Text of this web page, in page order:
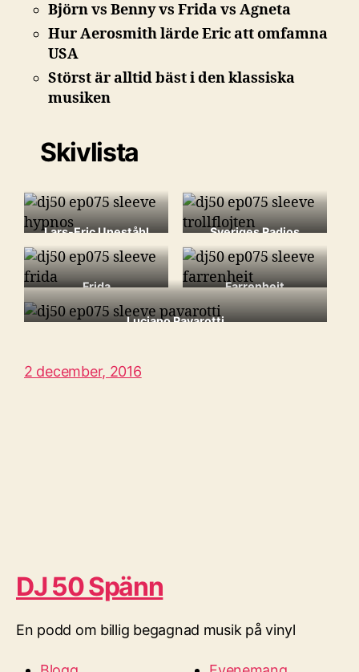
Björn vs Benny vs Frida vs Agneta
Hur Aerosmith lärde Eric att omfamna
USA
Störst är alltid bäst i den klassiska
musiken
Skivlista
Lars-Eric Uneståhl
Sveriges Radios
Trollflöjten[LP, 1976]
Frida
Something’s Going On
[LP, 1982]
Farrenheit
Farrenheit[LP, 1978]
Luciano Pavarotti
2 december, 2016
DJ 50 Spänn
En podd om billig begagnad musik på vinyl